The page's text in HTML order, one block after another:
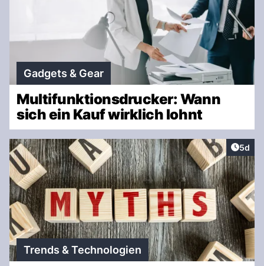
Gadgets & Gear
Multifunktionsdrucker: Wann
sich ein Kauf wirklich lohnt
5d
Trends & Technologien